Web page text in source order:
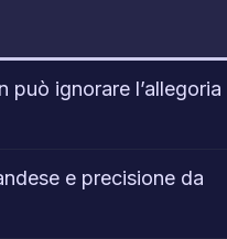
può ignorare l’allegoria
e precisione da